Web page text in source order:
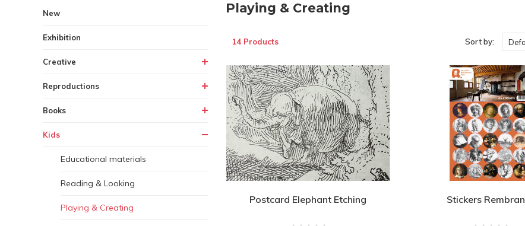
New
Exhibition
Creative
Reproductions
Books
Kids
Educational materials
Reading & Looking
Playing & Creating
Playing & Creating
14 Products Sort by:
Postcard Elephant Etching Stickers